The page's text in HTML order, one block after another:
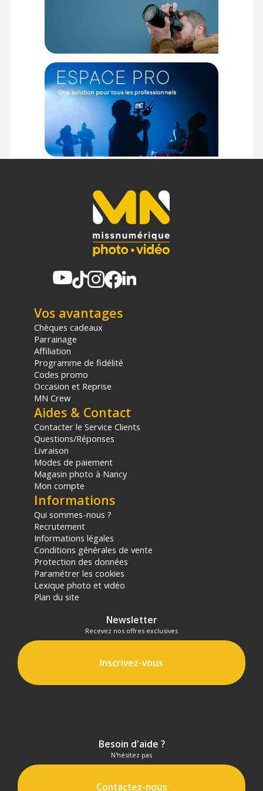
Dimensions : 17,78 x 11,43 x 5,08 cm
Poids : 280 grammes
Matériaux : Alliage d'aluminium et acier inoxydable
Couleur : Noir
Empreinte totale de la base : 80 x 68 mm
Surface de montage de la caméra : 51 x 45 mm
Système de tiges : LWS 15 mm
Fixations inférieures : Filetages 1/4"-20 et 3/8"-16
Fixations supérieures : 2x Vis 1/4"-20
Compatibilité trépied : Queues d'aronde Tilta Standard
Offre valable jusqu'au 07-08-2026 inclus.
Code EAN Tilta Plaque de Base Tilta Universelle 15mm LWS -
Noir - Fixation - Achat et prix :6937134602609
(1) Offre valable jusqu'au 31 Décembre 2030 à partir de 49 euros
d'achat, sur la base d'une expédition Chronopost 24H vers un point
sur les produits de moins de 1m et moins de 20Kg.
(2) Nombre de points Fidélité estimés, hors remises au panier, basé
sur le prix TTC en €, les points seront effectivement calculés dans le
panier.
Vos avantages
Chèques cadeaux
Parrainage
Affiliation
Programme de fidélité
Codes promo
Occasion et Reprise
MN Crew
Aides & Contact
Contacter le Service Clients
Questions/Réponses
Livraison
Modes de paiement
Magasin photo à Nancy
Mon compte
Informations
Qui sommes-nous ?
Recrutement
Informations légales
Conditions générales de vente
Protection des données
Paramétrer les cookies
Lexique photo et vidéo
Plan du site
Newsletter
Recevez nos offres exclusives
Inscrivez-vous
Besoin d'aide ?
N'hésitez pas
Contactez-nous